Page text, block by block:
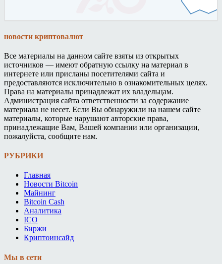
новости криптовалют
Все материалы на данном сайте взяты из открытых
источников — имеют обратную ссылку на материал в
интернете или присланы посетителями сайта и
предоставляются исключительно в ознакомительных целях.
Права на материалы принадлежат их владельцам.
Администрация сайта ответственности за содержание
материала не несет. Если Вы обнаружили на нашем сайте
материалы, которые нарушают авторские права,
принадлежащие Вам, Вашей компании или организации,
пожалуйста, сообщите нам.
РУБРИКИ
Главная
Новости Bitcoin
Майнинг
Bitcoin Cash
Аналитика
ICO
Биржи
Криптоинсайд
Мы в сети